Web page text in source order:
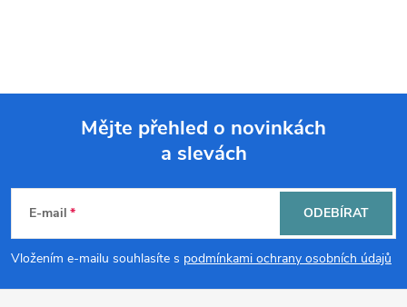
a
í
p
p
Mějte přehled o novinkách
a slevách
E-mail
Vložením e-mailu souhlasíte s podmínkami ochrany osobních údajů
ODEBÍRAT